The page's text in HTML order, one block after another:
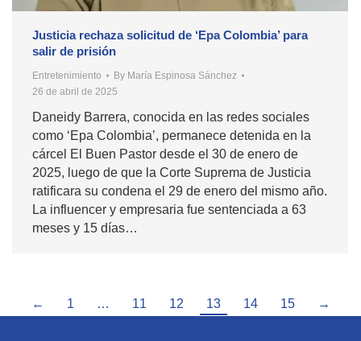
Justicia rechaza solicitud de ‘Epa Colombia’ para
salir de prisión
Entretenimiento By María Espinosa Sánchez
26 de abril de 2025
Daneidy Barrera, conocida en las redes sociales
como ‘Epa Colombia’, permanece detenida en la
cárcel El Buen Pastor desde el 30 de enero de
2025, luego de que la Corte Suprema de Justicia
ratificara su condena el 29 de enero del mismo año.
La influencer y empresaria fue sentenciada a 63
meses y 15 días…
← 1 … 11 12 13 14 15 →